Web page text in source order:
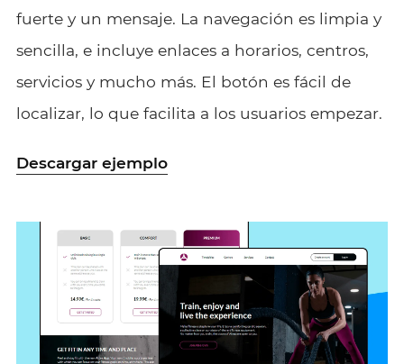
fuerte y un mensaje. La navegación es limpia y
sencilla, e incluye enlaces a horarios, centros,
servicios y mucho más. El botón es fácil de
localizar, lo que facilita a los usuarios empezar.
Descargar ejemplo